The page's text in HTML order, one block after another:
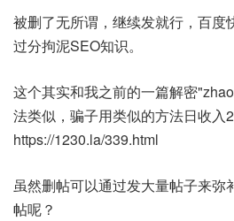
被删了无所谓，继续发就行，百度
过分拘泥SEO知识。
这个其实和我之前的一篇解密
法类似，骗子用类似的方法日收入
https://1230.la/339.html
虽然删帖可以通过发大量帖子来弥
帖呢？